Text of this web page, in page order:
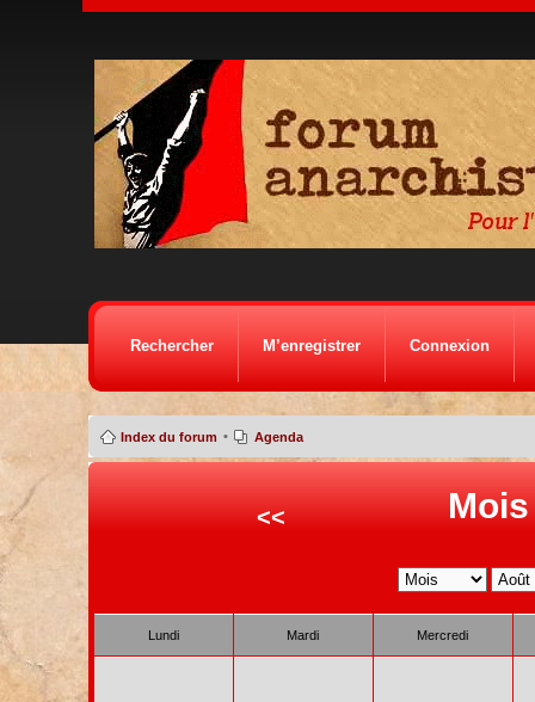
Rechercher M’enregistrer Connexion
Index du forum • Agenda
<<
Lundi Mardi Mercredi